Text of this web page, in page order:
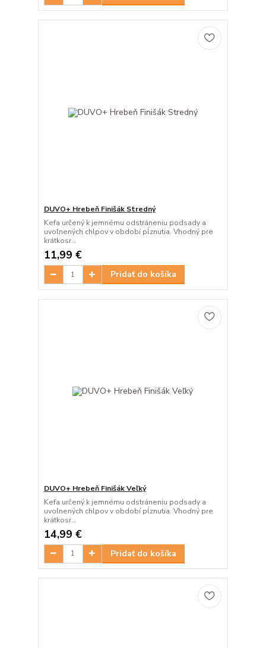
DUVO+ Hrebeň Finišák Stredný
Kefa určený k jemnému odstráneniu podsady a
uvoľnených chlpov v období pĺznutia. Vhodný pre
krátkosr...
11,99 €
Pridať do košíka
DUVO+ Hrebeň Finišák Veľký
Kefa určený k jemnému odstráneniu podsady a
uvoľnených chlpov v období pĺznutia. Vhodný pre
krátkosr...
14,99 €
Pridať do košíka